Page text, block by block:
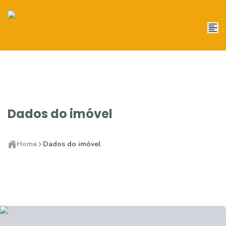
Dados do imóvel
Home Dados do imóvel